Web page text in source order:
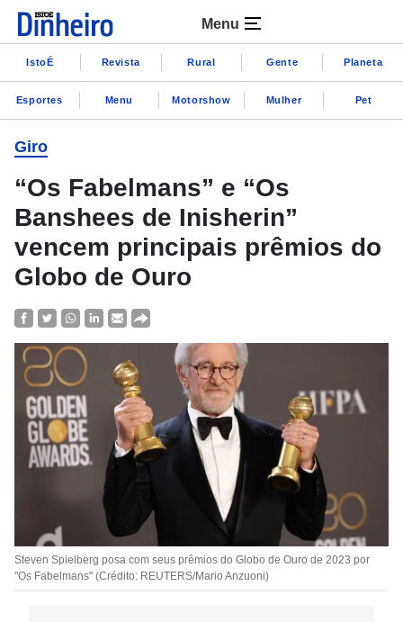
Menu
IstoÉ Revista Rural Gente Planeta
Esportes Menu Motorshow Mulher Pet
Giro
“Os Fabelmans” e “Os
Banshees de Inisherin”
vencem principais prêmios do
Globo de Ouro
Steven Spielberg posa com seus prêmios do Globo de Ouro de 2023 por
"Os Fabelmans" (Crédito: REUTERS/Mario Anzuoni)